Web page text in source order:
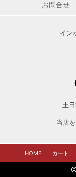
お問合せ
イン
土
当店
HOME カート